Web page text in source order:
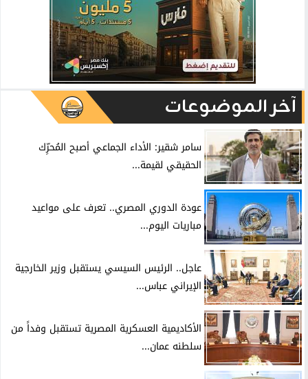
آخر الموضوعات
سامر شقير: الأداء الجماعي أصبح المُحرِّك
الحقيقي لقيمة...
عودة الدوري المصري.. تعرف على مواعيد
مباريات اليوم...
عاجل.. الرئيس السيسي يستقبل وزير الخارجية
الإيراني عباس...
الأكاديمية العسكرية المصرية تستقبل وفداً من
سلطنه عمان...